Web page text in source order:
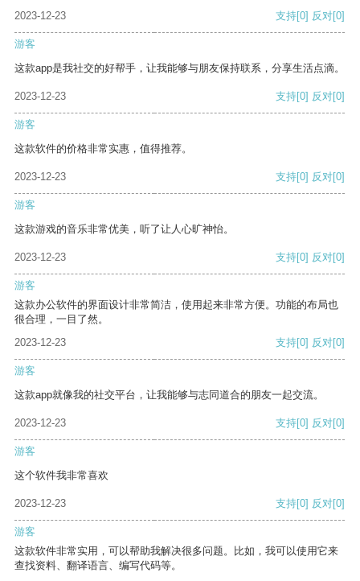
2023-12-23 支持[0] 反对[0]
游客
这款app是我社交的好帮手，让我能够与朋友保持联系，分享生活点滴。
2023-12-23 支持[0] 反对[0]
游客
这款软件的价格非常实惠，值得推荐。
2023-12-23 支持[0] 反对[0]
游客
这款游戏的音乐非常优美，听了让人心旷神怡。
2023-12-23 支持[0] 反对[0]
游客
这款办公软件的界面设计非常简洁，使用起来非常方便。功能的布局也
很合理，一目了然。
2023-12-23
支持[0] 反对[0]
游客
这款app就像我的社交平台，让我能够与志同道合的朋友一起交流。
2023-12-23 支持[0] 反对[0]
游客
这个软件我非常喜欢
2023-12-23 支持[0] 反对[0]
游客
这款软件非常实用，可以帮助我解决很多问题。比如，我可以使用它来
查找资料、翻译语言、编写代码等。